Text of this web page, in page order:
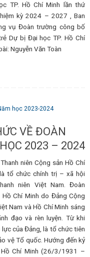
TP. Hồ Chí Minh lần thứ
kỳ 2024 – 2027 , Ban
vụ Đoàn trường công bố
Dự bị Đại học TP. Hồ Chí
Nguyễn Văn Toàn
học 2023-2024
VỀ ĐOÀN
2023 – 2024
niên Cộng sản Hồ Chí
tổ chức chính trị – xã hội
niên Việt Nam. Đoàn
Hồ Chí Minh do Đảng Cộng
Nam và Hồ Chí Minh sáng
đạo và rèn luyện. Từ khi
lực của Đảng, là tổ chức tiên
vệ Tổ quốc. Hướng đến kỷ
Hồ Chí Minh (26/3/1931 –